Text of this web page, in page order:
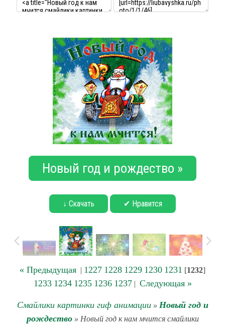
Новый год и рождество »
↓ Скачать ✔ Нравится
« Предыдущая | 1227 1228 1229 1230 1231 [1232]
1233 1234 1235 1236 1237| Следующая »
Смайлики картинки гиф анимации» Новый год и
рождество» Новый год к нам мчится смайлики